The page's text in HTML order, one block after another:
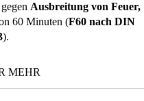
Ausbreitung von Feuer,
60 Minuten (F60 nach DIN
).
einen
Erhitzung von Gegenständen
MEHR